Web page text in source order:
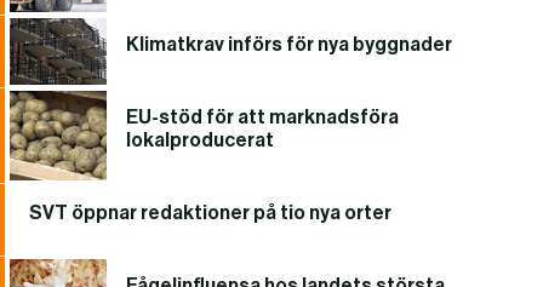
Klimatkrav införs för nya byggnader
EU-stöd för att marknadsföra
lokalproducerat
SVT öppnar redaktioner på tio nya orter